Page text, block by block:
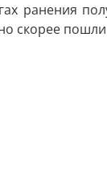
ранения
скорее